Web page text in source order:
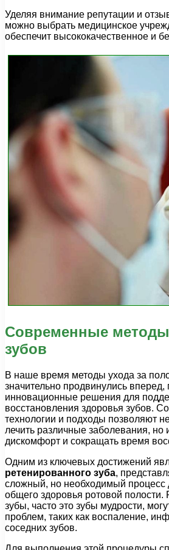
Уделяя внимание репутации и
можно выбрать медицинское
обеспечит высококачественное и
Современные
зубов
В наше время методы ухода за
значительно продвинулись
инновационные решения для
восстановления здоровья зубов.
технологии и подходы позволяют
лечить различные заболевания, но
дискомфорт и сокращать время
Одним из ключевых достижений
ретенированного зуба,
сложный, но необходимый процесс
общего здоровья ротовой полости.
зубы, часто это зубы мудрости,
проблем, таких как воспаление,
соседних зубов.